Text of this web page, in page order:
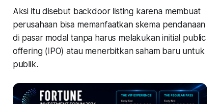
Aksi itu disebut backdoor listing karena membuat
perusahaan bisa memanfaatkan skema pendanaan
di pasar modal tanpa harus melakukan initial public
offering (IPO) atau menerbitkan saham baru untuk
publik.